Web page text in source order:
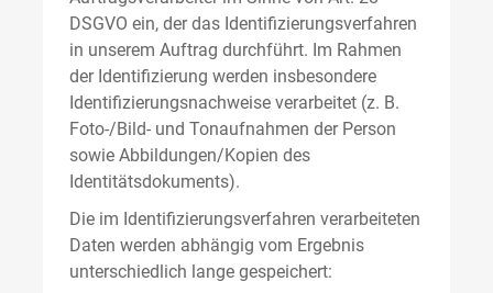
DSGVO ein, der das Identifizierungsverfahren
in unserem Auftrag durchführt. Im Rahmen
der Identifizierung werden insbesondere
Identifizierungsnachweise verarbeitet (z. B.
Foto-/Bild- und Tonaufnahmen der Person
sowie Abbildungen/Kopien des
Identitätsdokuments).
Die im Identifizierungsverfahren verarbeiteten
Daten werden abhängig vom Ergebnis
unterschiedlich lange gespeichert: